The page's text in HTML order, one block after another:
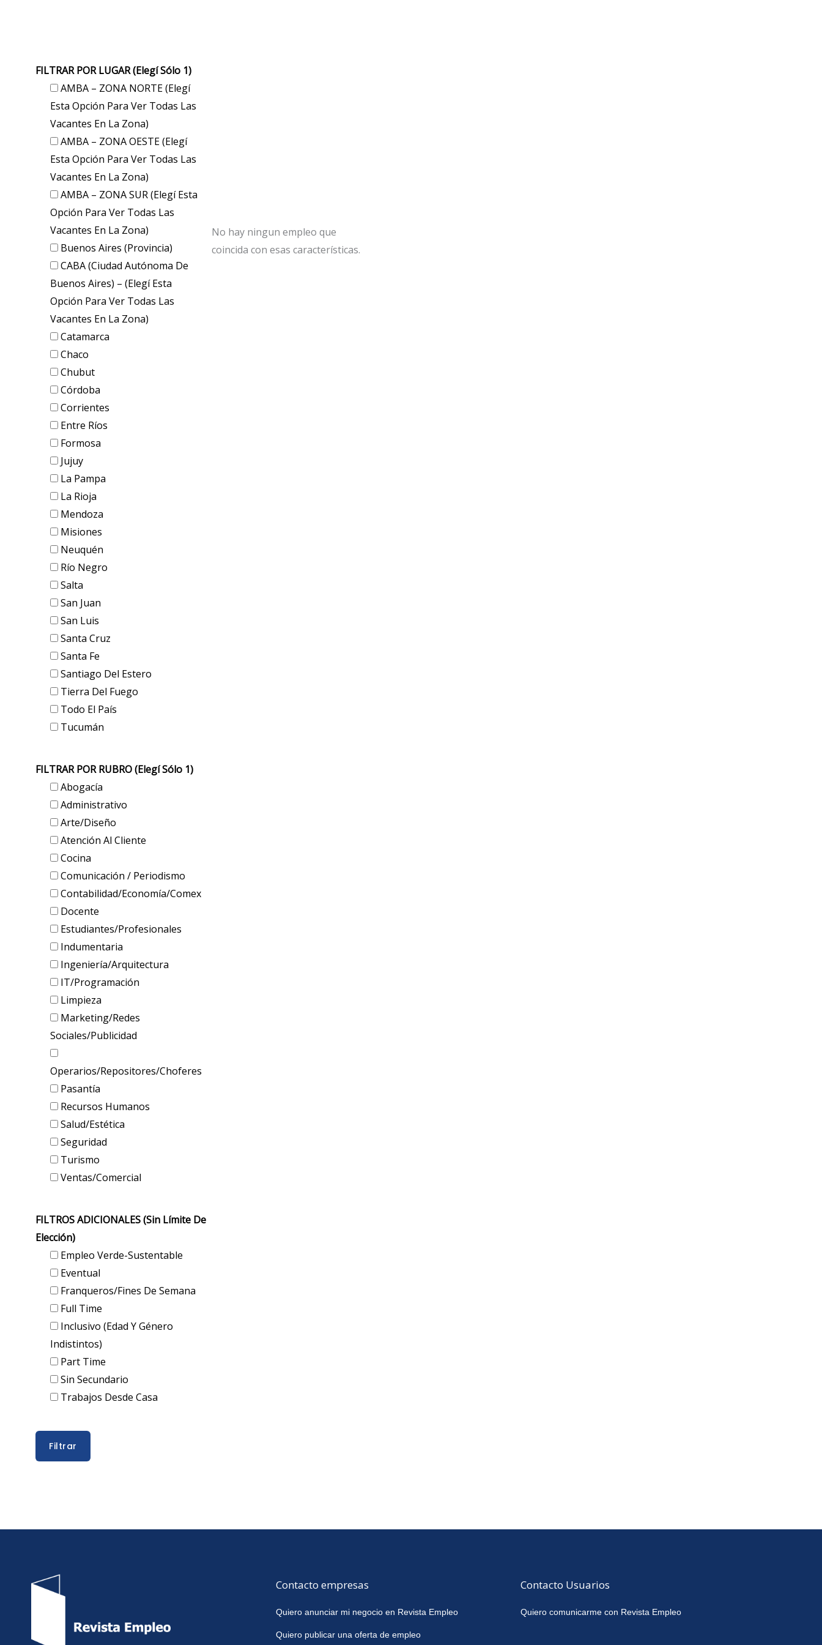
FILTRAR POR LUGAR (elegí Sólo 1)
AMBA – ZONA NORTE (elegí
Esta Opción Para Ver Todas Las
Vacantes En La Zona)
AMBA – ZONA OESTE (elegí
Esta Opción Para Ver Todas Las
Vacantes En La Zona)
AMBA – ZONA SUR (elegí Esta
Opción Para Ver Todas Las
Vacantes En La Zona)
Buenos Aires (provincia)
CABA (Ciudad Autónoma De
Buenos Aires) – (elegí Esta
Opción Para Ver Todas Las
Vacantes En La Zona)
Catamarca
Chaco
Chubut
Córdoba
Corrientes
Entre Ríos
Formosa
Jujuy
La Pampa
La Rioja
Mendoza
Misiones
Neuquén
Río Negro
Salta
San Juan
San Luis
Santa Cruz
Santa Fe
Santiago Del Estero
Tierra Del Fuego
Todo El País
Tucumán
FILTRAR POR RUBRO (elegí Sólo 1)
Abogacía
Administrativo
Arte/Diseño
Atención Al Cliente
Cocina
Comunicación / Periodismo
Contabilidad/Economía/Comex
Docente
Estudiantes/Profesionales
Indumentaria
Ingeniería/Arquitectura
IT/Programación
Limpieza
Marketing/Redes
Sociales/Publicidad
Operarios/Repositores/Choferes
Pasantía
Recursos Humanos
Salud/Estética
Seguridad
Turismo
Ventas/Comercial
FILTROS ADICIONALES (sin Límite De
Elección)
Empleo Verde-Sustentable
Eventual
Franqueros/Fines De Semana
Full Time
Inclusivo (edad Y Género
Indistintos)
Part Time
Sin Secundario
Trabajos Desde Casa
No hay ningun empleo que
coincida con esas características.
Contacto empresas
Quiero anunciar mi negocio en Revista Empleo
Quiero publicar una oferta de empleo
Contacto Usuarios
Quiero comunicarme con Revista Empleo